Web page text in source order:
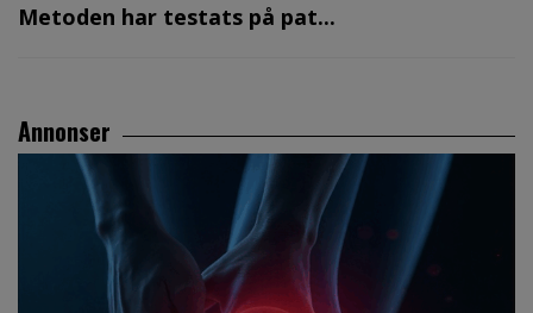
Metoden har testats på pat...
Annonser